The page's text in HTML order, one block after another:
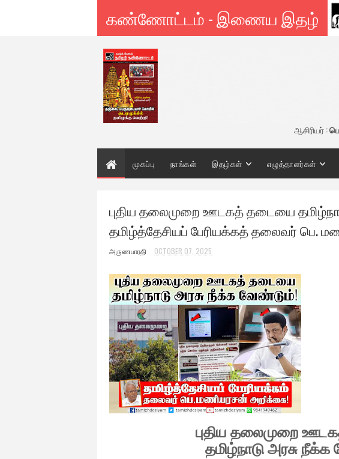
கண்ணோட்டம் - இணைய இதழ்
ஆசிரியர் :
முகப்பு நாங்கள் இதழ்கள் எழுத்தாளர்கள்
புதிய தலைமுறை ஊடகத் தடையை
தமிழ்த்தேசியப் பேரியக்கத் தலைவர் பெ.
அருணபாரதி OCTOBER 07, 2025
புதிய தலைமுறை
தமிழ்நாடு அரசு